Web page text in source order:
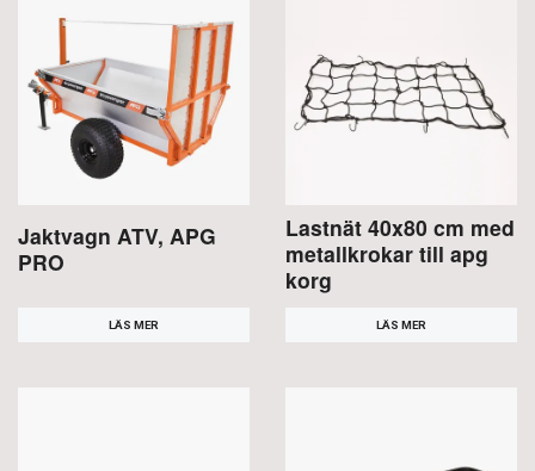
Jaktvagn ATV, APG
PRO
LÄS MER
Lastnät 40x80 cm med
metallkrokar till apg
korg
LÄS MER